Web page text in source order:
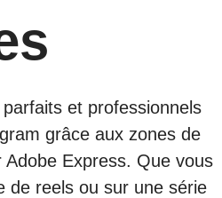
et professionnels
grâce aux zones de
Express. Que vous
de reels ou sur une série